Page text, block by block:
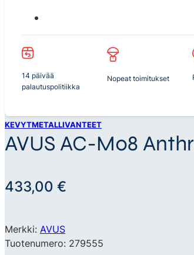
14 päivää
palautuspolitiikka
Nopeat toimitukset
KEVYTMETALLIVANTEET
AVUS AC-M08
433,00 €
Merkki: AVUS
Tuotenumero: 279555